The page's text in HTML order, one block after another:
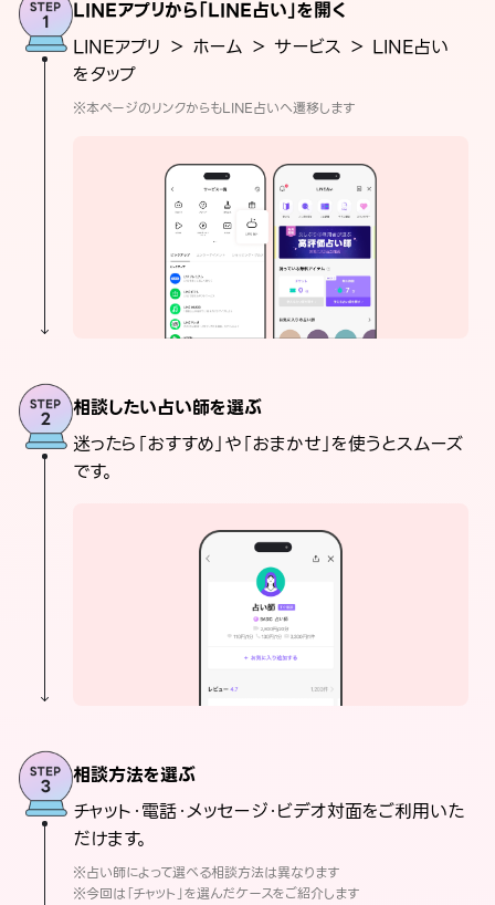
LINEアプリから「LINE占い」を開く
LINEアプリ ＞ ホーム ＞ サービス ＞ LINE占い
をタップ
※本ページのリンクからもLINE占いへ遷移します
相談したい占い師を選ぶ
迷ったら「おすすめ」や「おまかせ」を使うとスムーズ
です。
相談方法を選ぶ
チャット・電話・メッセージ・ビデオ対面をご利用いた
だけます。
※占い師によって選べる相談方法は異なります
※今回は「チャット」を選んだケースをご紹介します